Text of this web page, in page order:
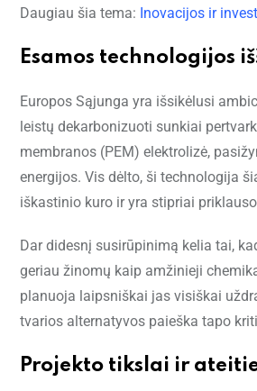
Daugiau šia tema: Inovacijos ir
Esamos technologijos
Europos Sąjunga yra išsikėlusi
leistų dekarbonizuoti sunkiai
membranos (PEM) elektrolizė,
energijos. Vis dėlto, ši technologija
iškastinio kuro ir yra stipriai
Dar didesnį susirūpinimą kelia tai,
geriau žinomų kaip amžinieji
planuoja laipsniškai jas visiškai
tvarios alternatyvos paieška tapo
Projekto tikslai ir